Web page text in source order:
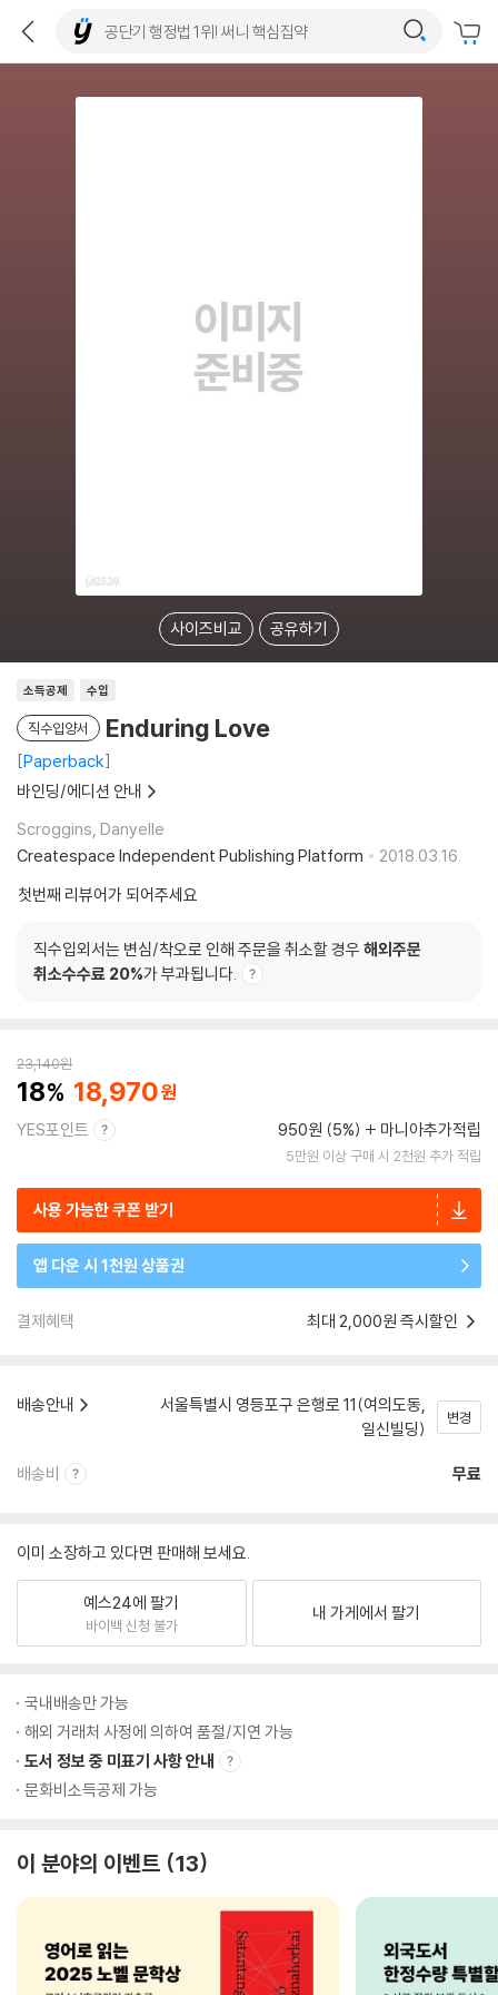
사이즈비교 공유하기
소득공제 수입
직수입양서 Enduring Love
Paperback
바인딩/에디션 안내
Scroggins, Danyelle
Createspace Independent Publishing Platform
2018.03.16.
첫번째 리뷰어가 되어주세요
직수입외서는 변심/착오로 인해 주문을 취소할 경우 해외주문
취소수수료 20%가 부과됩니다.
23,140원
18 18,970
YES포인트 950원 (5%) 마니아추가적립
5만원 이상 구매 시 2천원 추가 적립
사용 가능한 쿠폰 받기
앱 다운 시 1천원 상품권
결제혜택 최대 2,000원 즉시할인
배송안내
서울특별시 영등포구 은행로 11(여의도동,
일신빌딩)
변경
배송비 무료
이미 소장하고 있다면 판매해 보세요.
예스24에 팔기
바이백 신청 불가
내 가게에서 팔기
국내배송만 가능
해외 거래처 사정에 의하여 품절/지연 가능
도서 정보 중 미표기 사항 안내
문화비소득공제 가능
이 분야의 이벤트 13